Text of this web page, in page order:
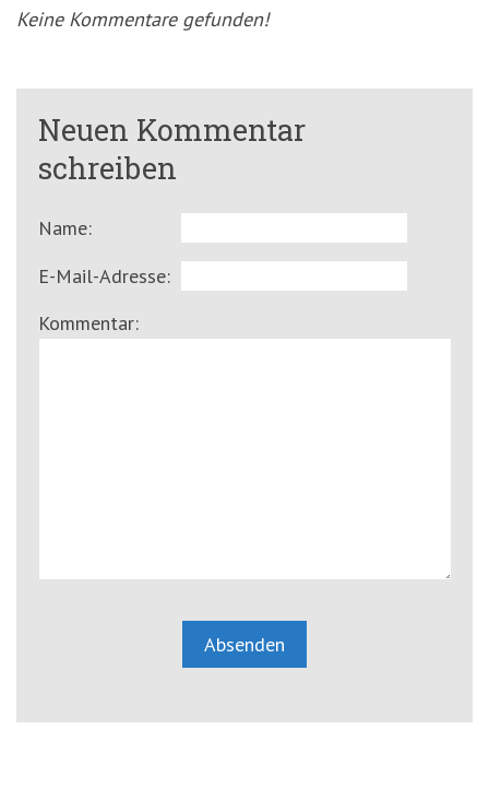
Keine Kommentare gefunden!
Neuen Kommentar
schreiben
Name:
E-Mail-Adresse:
Kommentar: